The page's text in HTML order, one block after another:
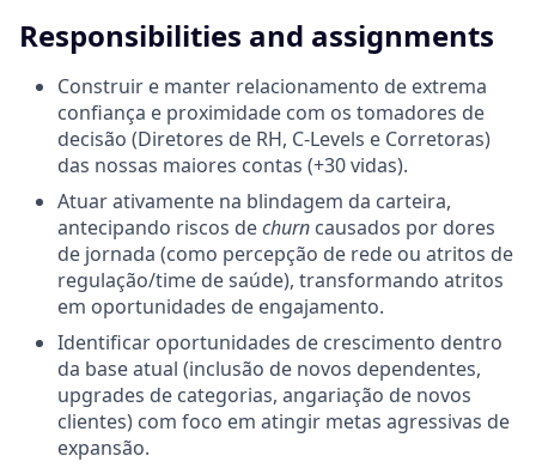
Responsibilities and assignments
Construir e manter relacionamento de extrema
confiança e proximidade com os tomadores de
decisão (Diretores de RH, C-Levels e Corretoras)
das nossas maiores contas (+30 vidas).
Atuar ativamente na blindagem da carteira,
antecipando riscos dechurn causados por dores
de jornada (como percepção de rede ou atritos de
regulação/time de saúde), transformando atritos
em oportunidades de engajamento.
Identificar oportunidades de crescimento dentro
da base atual (inclusão de novos dependentes,
upgrades de categorias, angariação de novos
clientes) com foco em atingir metas agressivas de
expansão.